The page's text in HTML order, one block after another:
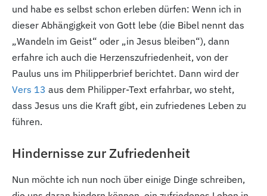
und habe es selbst schon erleben dürfen: Wenn ich in
dieser Abhängigkeit von Gott lebe (die Bibel nennt das
„Wandeln im Geist“ oder „in Jesus bleiben“), dann
erfahre ich auch die Herzenszufriedenheit, von der
Paulus uns im Philipperbrief berichtet. Dann wird der
Vers 13 aus dem Philipper-Text erfahrbar, wo steht,
dass Jesus uns die Kraft gibt, ein zufriedenes Leben zu
führen.
Hindernisse zur Zufriedenheit
Nun möchte ich nun noch über einige Dinge schreiben,